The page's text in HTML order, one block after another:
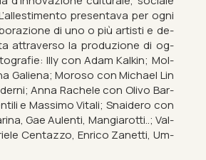
presentava per ogni
di uno o più artisti e de­
at­tra­verso la produzione di og­
Illy con Adam Kalkin; Mol­
Gali­ena; Mor­oso con Mi­chael Lin
Anna Rachele con Olivo Bar­
e Massimo Vi­tali; Snai­d­ero con
Gae Au­lenti, Mangi­arotti..; Val­
Centazzo, En­rico Zanetti, Um­